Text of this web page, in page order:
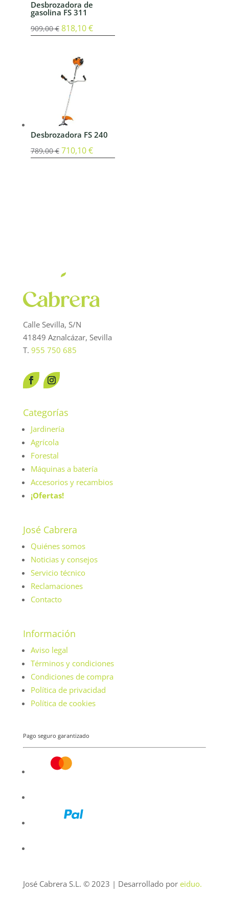
Desbrozadora de
gasolina FS 311
909,00€ El
era:
909,00 €.
818,10€El
Desbrozadora FS 240
789,00€ El
710,10€El
Calle Sevilla, S/N
41849 Aznalcázar, Sevilla
T. 955 750 685
Categorías
Jardinería
Agrícola
Forestal
Máquinas a batería
Accesorios y recambios
¡Ofertas!
José Cabrera
Quiénes somos
Noticias y consejos
Servicio técnico
Reclamaciones
Contacto
Información
Aviso legal
Términos y condiciones
Condiciones de compra
Política de privacidad
Política de cookies
Pago seguro garantizado
José Cabrera S.L. © 2023 | Desarrollado por eiduo.